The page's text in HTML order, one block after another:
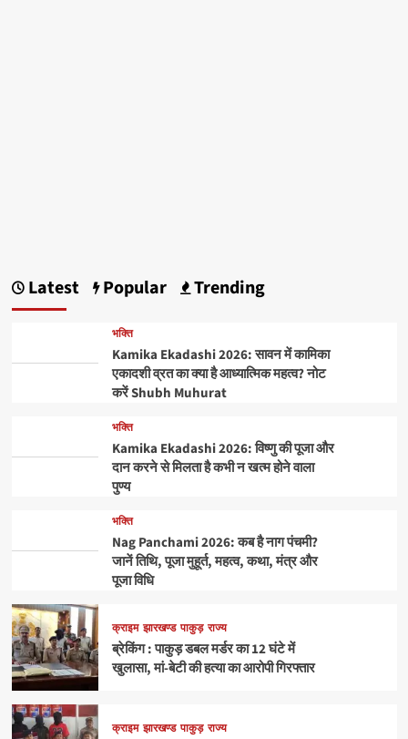
Latest Popular Trending
भक्ति
Kamika Ekadashi 2026: सावन में कामिका
एकादशी व्रत का क्या है आध्यात्मिक महत्व? नोट
करें Shubh Muhurat
भक्ति
Kamika Ekadashi 2026: विष्णु की पूजा और
दान करने से मिलता है कभी न खत्म होने वाला
पुण्य
भक्ति
Nag Panchami 2026: कब है नाग पंचमी?
जानें तिथि, पूजा मुहूर्त, महत्व, कथा, मंत्र और
पूजा विधि
क्राइम झारखण्ड पाकुड़ राज्य
ब्रेकिंग : पाकुड़ डबल मर्डर का 12 घंटे में
खुलासा, मां-बेटी की हत्या का आरोपी गिरफ्तार
क्राइम झारखण्ड पाकुड़ राज्य